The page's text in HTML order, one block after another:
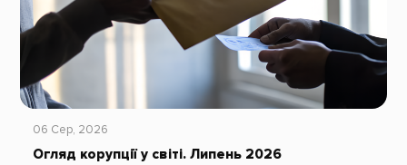
06 Сер, 2026
Огляд корупції у світі. Липень 2026